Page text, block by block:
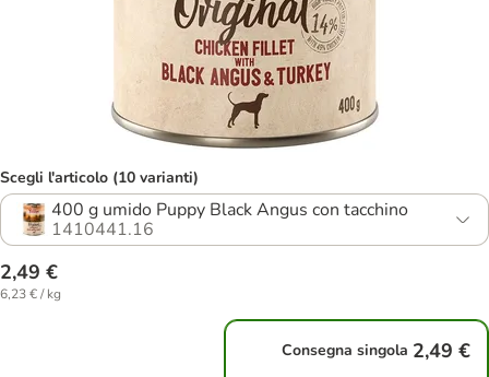
Scegli l'articolo (10 varianti)
400 g umido Puppy Black Angus con tacchino
1410441.16
2,49 €
6,23 € / kg
Consegna singola 2,49 €